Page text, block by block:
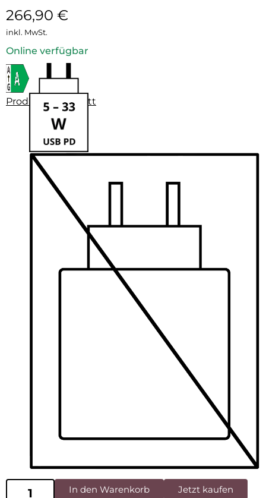
266,90 €
inkl. MwSt.
Online verfügbar
Produktdatenblatt
In den Warenkorb Jetzt kaufen